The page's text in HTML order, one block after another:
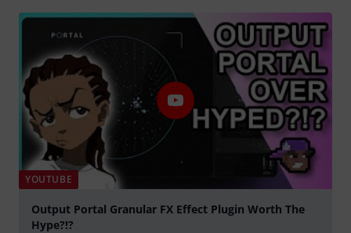
YOUTUBE
Output Portal Granular FX Effect Plugin Worth The
Hype?!?